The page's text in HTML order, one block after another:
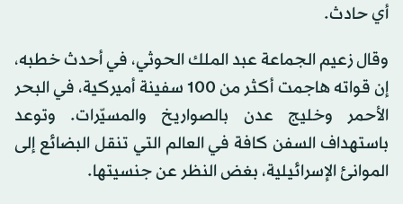
أي حادث.
وقال زعيم الجماعة عبد الملك الحوثي، في أحدث خطبه،
إن قواته هاجمت أكثر من 100 سفينة أميركية، في البحر
الأحمر وخليج عدن بالصواريخ والمسيّرات. وتوعد
باستهداف السفن كافة في العالم التي تنقل البضائع إلى
الموانئ الإسرائيلية، بغض النظر عن جنسيتها.